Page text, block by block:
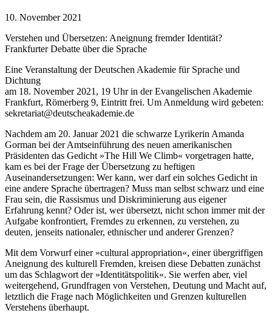
10. November 2021
Verstehen und Übersetzen: Aneignung fremder Identität?
Frankfurter Debatte über die Sprache
Eine Veranstaltung der Deutschen Akademie für Sprache und
Dichtung
am 18. November 2021, 19 Uhr in der Evangelischen Akademie
Frankfurt, Römerberg 9, Eintritt frei. Um Anmeldung wird gebeten:
sekretariat@deutscheakademie.de
Nachdem am 20. Januar 2021 die schwarze Lyrikerin Amanda
Gorman bei der Amtseinführung des neuen amerikanischen
Präsidenten das Gedicht »The Hill We Climb« vorgetragen hatte,
kam es bei der Frage der Übersetzung zu heftigen
Auseinandersetzungen: Wer kann, wer darf ein solches Gedicht in
eine andere Sprache übertragen? Muss man selbst schwarz und eine
Frau sein, die Rassismus und Diskriminierung aus eigener
Erfahrung kennt? Oder ist, wer übersetzt, nicht schon immer mit der
Aufgabe konfrontiert, Fremdes zu erkennen, zu verstehen, zu
deuten, jenseits nationaler, ethnischer und anderer Grenzen?
Mit dem Vorwurf einer »cultural appropriation«, einer übergriffigen
Aneignung des kulturell Fremden, kreisen diese Debatten zunächst
um das Schlagwort der »Identitätspolitik«. Sie werfen aber, viel
weitergehend, Grundfragen von Verstehen, Deutung und Macht auf,
letztlich die Frage nach Möglichkeiten und Grenzen kulturellen
Verstehens überhaupt.